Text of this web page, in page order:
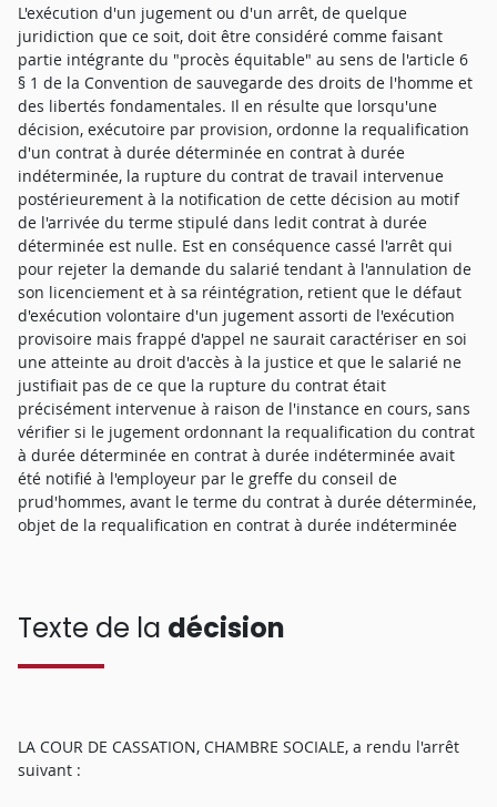
L'exécution d'un jugement ou d'un arrêt, de quelque
juridiction que ce soit, doit être considéré comme faisant
partie intégrante du "procès équitable" au sens de l'article 6
§ 1 de la Convention de sauvegarde des droits de l'homme et
des libertés fondamentales. Il en résulte que lorsqu'une
décision, exécutoire par provision, ordonne la requalification
d'un contrat à durée déterminée en contrat à durée
indéterminée, la rupture du contrat de travail intervenue
postérieurement à la notification de cette décision au motif
de l'arrivée du terme stipulé dans ledit contrat à durée
déterminée est nulle. Est en conséquence cassé l'arrêt qui
pour rejeter la demande du salarié tendant à l'annulation de
son licenciement et à sa réintégration, retient que le défaut
d'exécution volontaire d'un jugement assorti de l'exécution
provisoire mais frappé d'appel ne saurait caractériser en soi
une atteinte au droit d'accès à la justice et que le salarié ne
justifiait pas de ce que la rupture du contrat était
précisément intervenue à raison de l'instance en cours, sans
vérifier si le jugement ordonnant la requalification du contrat
à durée déterminée en contrat à durée indéterminée avait
été notifié à l'employeur par le greffe du conseil de
prud'hommes, avant le terme du contrat à durée déterminée,
objet de la requalification en contrat à durée indéterminée
Texte de la décision
LA COUR DE CASSATION, CHAMBRE SOCIALE, a rendu l'arrêt
suivant :